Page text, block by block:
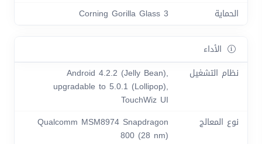
الحماية
Corning Gorilla Glass 3
الأداء
نظام التشغيل
Android 4.2.2 (Jelly Bean),
upgradable to 5.0.1 (Lollipop),
TouchWiz UI
نوع المعالج
Qualcomm MSM8974 Snapdragon
800 (28 nm)